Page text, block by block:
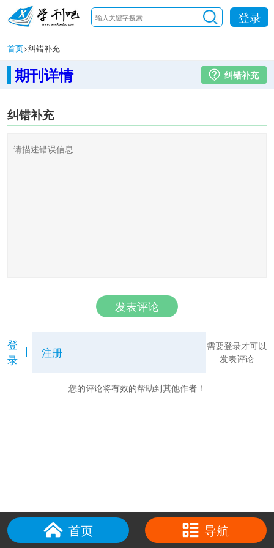
登录
首页>纠错补充
期刊详情 纠错补充
纠错补充
发表评论
登
录
注册
需要登录才可以
发表评论
您的评论将有效的帮助到其他作者！
首页 导航